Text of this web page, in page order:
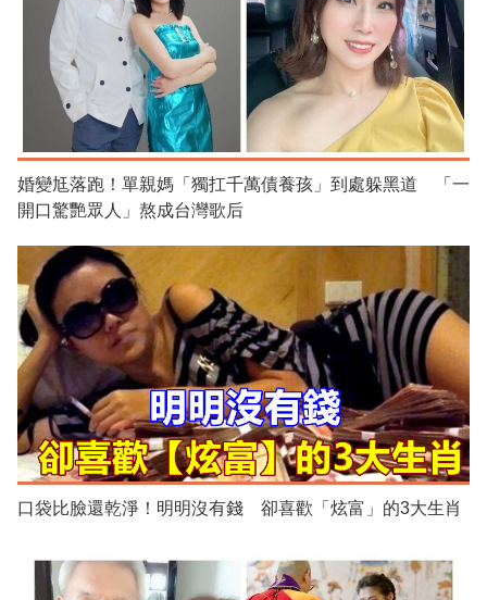
婚變尪落跑！單親媽「獨扛千萬債養孩」到處躲黑道 「一
開口驚艷眾人」熬成台灣歌后
口袋比臉還乾淨！明明沒有錢 卻喜歡「炫富」的3大生肖